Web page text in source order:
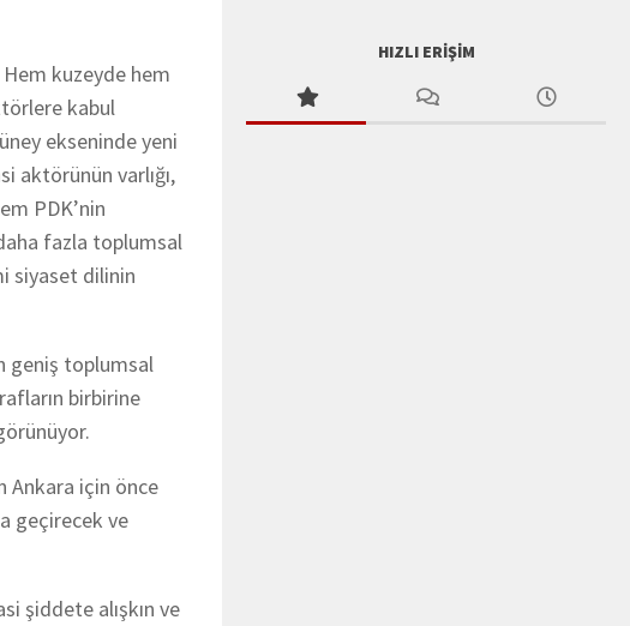
Hem kuzeyde hem
kabul
ekseninde yeni
aktörünün varlığı,
PDK’nin
fazla toplumsal
siyaset dilinin
geniş toplumsal
birbirine
Ankara için önce
geçirecek ve
şiddete alışkın ve
HIZLI ERIŞIM